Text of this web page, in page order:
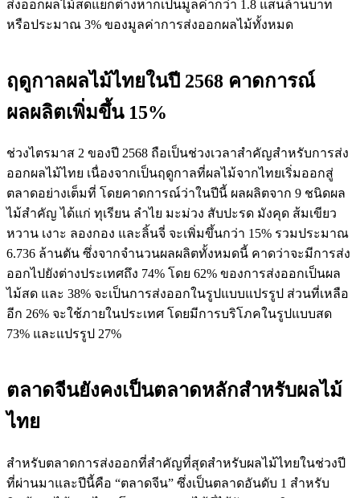
ส่งออกผลไม้สดแยกต่างหากเป็นมูลค่ากว่า 1.8 แสนล้านบาท
หรือประมาณ 3% ของมูลค่าการส่งออกผลไม้ทั้งหมด
ฤดูกาลผลไม้ไทยในปี 2568 คาดการณ์
ผลผลิตเพิ่มขึ้น 15%
ช่วงไตรมาส 2 ของปี 2568 ถือเป็นช่วงเวลาสำคัญสำหรับการส่ง
ออกผลไม้ไทย เนื่องจากเป็นฤดูกาลที่ผลไม้จากไทยเริ่มออกสู่
ตลาดอย่างเต็มที่ โดยคาดการณ์ว่าในปีนี้ ผลผลิตจาก 9 ชนิดผล
ไม้สำคัญ ได้แก่ ทุเรียน ลำไย มะม่วง สับปะรด มังคุด ส้มเขียว
หวาน เงาะ ลองกอง และลิ้นจี่ จะเพิ่มขึ้นกว่า 15% รวมประมาณ
6.736 ล้านตัน ซึ่งจากจำนวนผลผลิตทั้งหมดนี้ คาดว่าจะมีการส่ง
ออกไปยังต่างประเทศถึง 74% โดย 62% ของการส่งออกเป็นผล
ไม้สด และ 38% จะเป็นการส่งออกในรูปแบบแปรรูป ส่วนที่เหลือ
อีก 26% จะใช้ภายในประเทศ โดยมีการบริโภคในรูปแบบสด
73% และแปรรูป 27%
ตลาดจีนยังคงเป็นตลาดหลักสำหรับผลไม้
ไทย
สำหรับตลาดการส่งออกที่สำคัญที่สุดสำหรับผลไม้ไทยในช่วงปี
ที่ผ่านมาและปีนี้คือ “ตลาดจีน” ซึ่งเป็นตลาดอันดับ 1 สำหรับ